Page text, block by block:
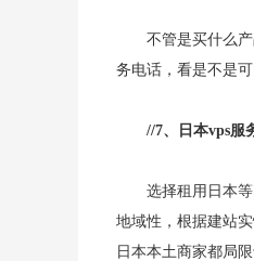
不管是买什么
务电话，看是不是
//7、日本vps服
选择租用日本
地域性，根据建站
日本本土商家都局